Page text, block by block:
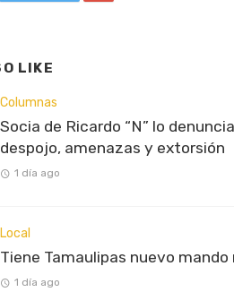
LIKE
Columnas
Socia de Ricardo “N” lo
despojo, amenazas y extorsión
1 día ago
Local
Tiene Tamaulipas nuevo
1 día ago